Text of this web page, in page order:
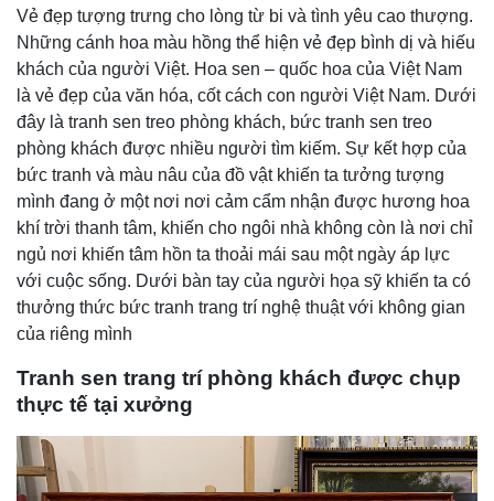
Vẻ đẹp tượng trưng cho lòng từ bi và tình yêu cao thượng.
Những cánh hoa màu hồng thể hiện vẻ đẹp bình dị và hiếu
khách của người Việt. Hoa sen – quốc hoa của Việt Nam
là vẻ đẹp của văn hóa, cốt cách con người Việt Nam. Dưới
đây là tranh sen treo phòng khách, bức tranh sen treo
phòng khách được nhiều người tìm kiếm. Sự kết hợp của
bức tranh và màu nâu của đồ vật khiến ta tưởng tượng
mình đang ở một nơi nơi cảm cẩm nhận được hương hoa
khí trời thanh tâm, khiến cho ngôi nhà không còn là nơi chỉ
ngủ nơi khiến tâm hồn ta thoải mái sau một ngày áp lực
với cuộc sống. Dưới bàn tay của người họa sỹ khiến ta có
thưởng thức bức tranh trang trí nghệ thuật với không gian
của riêng mình
Tranh sen trang trí phòng khách được chụp
thực tế tại xưởng